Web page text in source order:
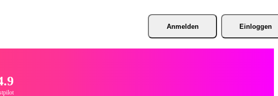
Anmelden Einloggen